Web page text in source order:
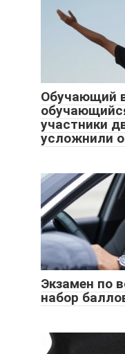
Обучающий
участники
усложнили
Экзамен по
набор